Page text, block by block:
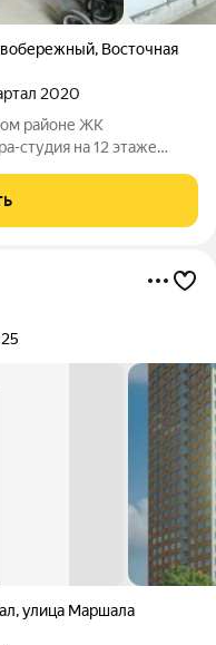
, Восточная
2020
районе ЖК
студия на 12 этаже
лоджия и
25
,улица Маршала